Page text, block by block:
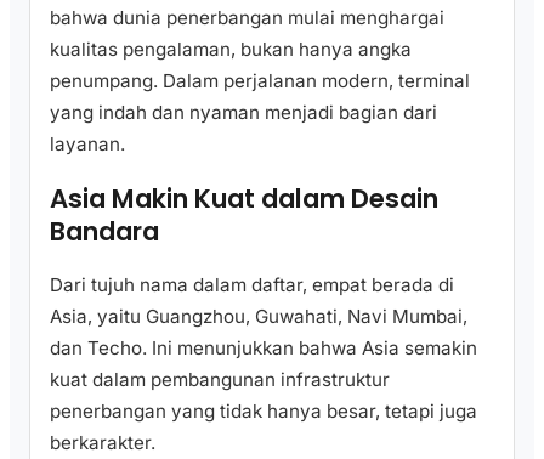
bahwa dunia penerbangan mulai menghargai
kualitas pengalaman, bukan hanya angka
penumpang. Dalam perjalanan modern, terminal
yang indah dan nyaman menjadi bagian dari
layanan.
Asia Makin Kuat dalam Desain
Bandara
Dari tujuh nama dalam daftar, empat berada di
Asia, yaitu Guangzhou, Guwahati, Navi Mumbai,
dan Techo. Ini menunjukkan bahwa Asia semakin
kuat dalam pembangunan infrastruktur
penerbangan yang tidak hanya besar, tetapi juga
berkarakter.